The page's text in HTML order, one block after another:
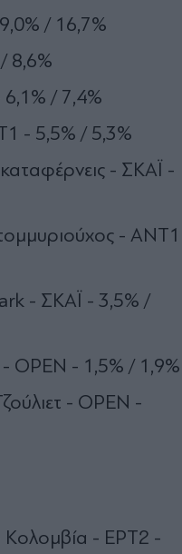
/ 16,7%
8,6%
/ 7,4%
- 5,5% / 5,3%
- ΣΚΑΪ -
- ΑΝΤ1
- ΣΚΑΪ - 3,5% /
OPEN - 1,5% / 1,9%
- OPEN -
Κολομβία - ΕΡΤ2 -